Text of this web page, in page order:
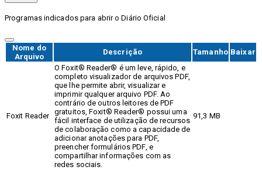
Programas indicados para abrir o Diário Oficial
Nome do
Arquivo
Descrição Tamanho Baixar
Foxit Reader
O Foxit® Reader® é um leve, rápido, e
completo visualizador de arquivos PDF,
que lhe permite abrir, visualizar e
imprimir qualquer arquivo PDF. Ao
contrário de outros leitores de PDF
gratuitos, Foxit® Reader® possui uma
fácil interface de utilização de recursos
de colaboração como a capacidade de
adicionar anotações para PDF,
preencher formulários PDF, e
compartilhar informações com as
redes sociais.
91,3 MB